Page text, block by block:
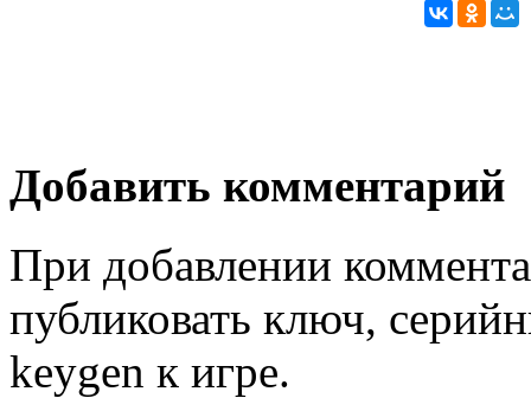
Добавить комментарий
При добавлении
публиковать ключ,
keygen к игре.